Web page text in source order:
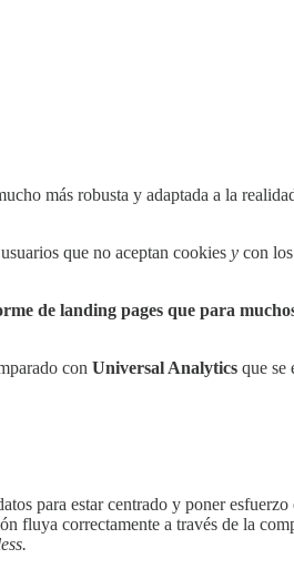
más robusta y adaptada a la
que no aceptan cookies y con
de landing pages que para
con Universal Analytics que se
para estar centrado y poner
fluya correctamente a través de la